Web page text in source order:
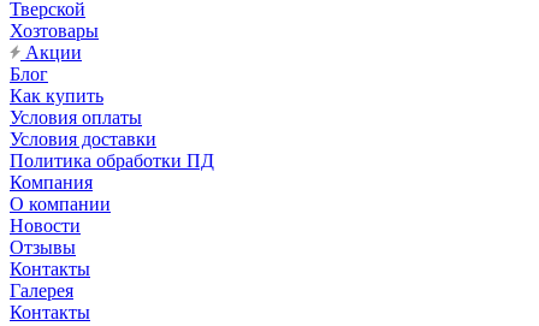
Тверской
Хозтовары
Акции
Блог
Как купить
Условия оплаты
Условия доставки
Политика обработки ПД
Компания
О компании
Новости
Отзывы
Контакты
Галерея
Контакты